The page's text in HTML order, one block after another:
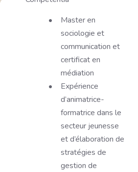
Master en
sociologie et
communication et
certificat en
médiation
Expérience
d’animatrice-
formatrice dans le
secteur jeunesse
et d’élaboration de
stratégies de
gestion de